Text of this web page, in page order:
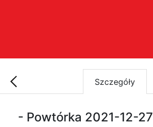
Szczegóły
- Powtórka 2021-12-27